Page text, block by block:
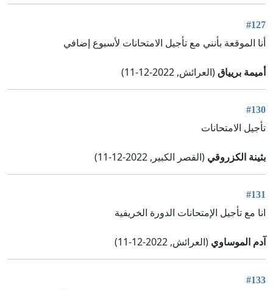
#127
أنا الموقعة بأنني مع تأجيل الامتحانات لأسبوع إضافي
أميمة بريياق(العرائش, 2022-12-11)
#130
تأجيل الامتحانات
بثينة الكزروقي (القصر الكبير, 2022-12-11)
#131
انا مع تأجيل الإمتحانات الدورة الخريفية
آدم الموساوي (العرائش, 2022-12-11)
#133